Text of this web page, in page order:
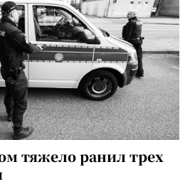
тяжело ранил трех